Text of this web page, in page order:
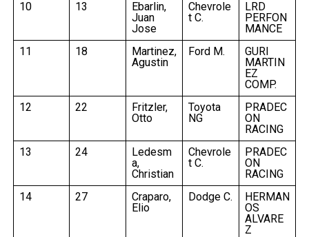
10 13
Ebarlin,
Juan
Jose
Chevrole
t C.
LRD
PERFON
MANCE
11
18
Martinez,
Agustin
Ford M.
GURI
MARTIN
EZ
COMP.
12
22
Fritzler,
Otto
Toyota
NG
PRADEC
ON
RACING
13
24
Ledesm
a,
Christian
Chevrole
t C.
PRADEC
ON
RACING
14
27
Craparo,
Elio
Dodge C.
HERMAN
OS
ALVARE
Z